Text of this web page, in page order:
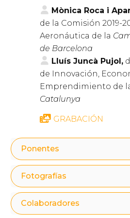
Mònica Roca i
de la Comisión 2019-
Aeronáutica de la
de Barcelona
Lluís Juncà Pujol,
de Innovación,
Emprendimiento de
Catalunya
GRABACIÓN
Ponentes
Fotografías
Colaboradores